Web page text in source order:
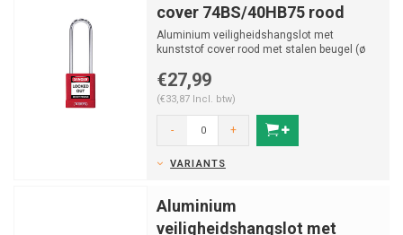
cover 74BS/40HB75 rood
Aluminium veiligheidshangslot met
kunststof cover rood met stalen beugel (ø
€27,99
(€33,87 Incl. btw)
- +
VARIANTS
Aluminium
veiligheidshangslot met